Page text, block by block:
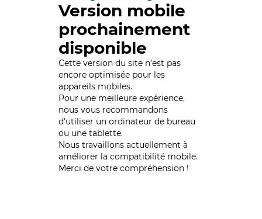
Version mobile
prochainement
disponible
Cette version du site n’est pas
encore optimisée pour les
appareils mobiles.
Pour une meilleure expérience,
nous vous recommandons
d'utiliser un ordinateur de bureau
ou une tablette.
Nous travaillons actuellement à
améliorer la compatibilité mobile.
Merci de votre compréhension !